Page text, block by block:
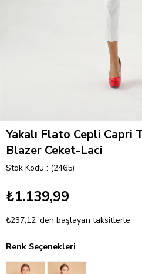
Yakalı Flato Cepli Capri
Blazer Ceket-Laci
Stok Kodu (2465)
₺1.139,99
₺237,12 'den başlayan taksitlerle
Renk Seçenekleri